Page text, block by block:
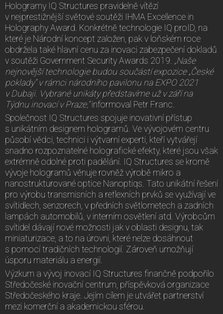
Hologramy IQ Structures pravidelně vítězí
v nejprestižnější světové soutěži IHMA Excellence in
Holography Award. Konkrétně technologie IQ proID, na
které je Národní koncept založen, pak v loňském roce
obdržela také hlavní cenu za inovaci zabezpečení dokladů
v soutěži Government Security Awards 2019. „Naše
nejnovější technologie budou součástí expozice „České
poklady“ v rámci národního pavilonu na EXPO 2021
v Dubaji. Vybrané unikáty představíme už v září na
Týdnu inovací v Praze,“informoval Petr Franc.
Společnost IQ Structures spojuje inovativní přístup
s unikátním designem hologramů. Ve vývojovém centru
působí vědci, technici i výtvarní experti, kteří vytvářejí
snadno rozpoznatelné holografické efekty, které jsou však
extrémně odolné proti padělání. IQ Structures se kromě
vývoje hologramů věnuje rovněž výrobě mikro a
nanostrukturované optice Nanoptiqs. Tato unikátní řešení
pro výrobu transmisních a reflexních prvků se využívají ve
svítidlech, senzorech, v předních světlometech a zadních
lampách automobilů, v interním osvětlení atd. Výrobcům
svítidel dávají nové možnosti jak v oblasti designu, tak
miniaturizace, a to na úrovni, které nelze dosáhnout
s pomocí tradičních technologií. Zároveň umožňují
úsporu materiálu a energií.
Výzkum a vývoj inovací IQ Structures finančně podpořilo
Středočeské inovační centrum, příspěvková organizace
Středočeského kraje. Jejím cílem je utvářet partnerství
mezi komerční a akademickou sférou.